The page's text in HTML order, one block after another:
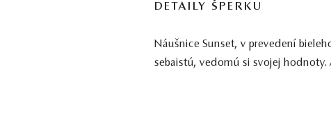
DETAILY ŠPERKU
Náušnice Sunset, v prevedení
sebaistú, vedomú si svojej hodnoty.